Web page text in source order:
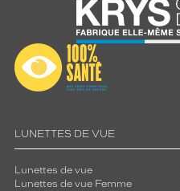
LUNETTES DE VUE
Lunettes de vue
Lunettes de vue Femme